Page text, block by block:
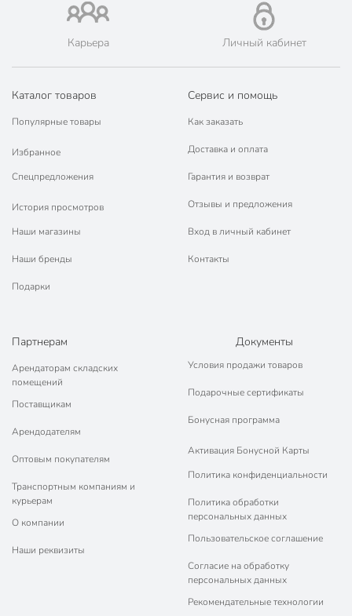
Карьера Личный кабинет
Каталог товаров
Популярные товары
Избранное
Спецпредложения
История просмотров
Наши магазины
Наши бренды
Подарки
Сервис и помощь
Как заказать
Доставка и оплата
Гарантия и возврат
Отзывы и предложения
Вход в личный кабинет
Контакты
Партнерам
Арендаторам складских
помещений
Поставщикам
Арендодателям
Оптовым покупателям
Транспортным компаниям и
курьерам
О компании
Наши реквизиты
Документы
Условия продажи товаров
Подарочные сертификаты
Бонусная программа
Активация Бонусной Карты
Политика конфиденциальности
Политика обработки
персональных данных
Пользовательское соглашение
Согласие на обработку
персональных данных
Рекомендательные технологии